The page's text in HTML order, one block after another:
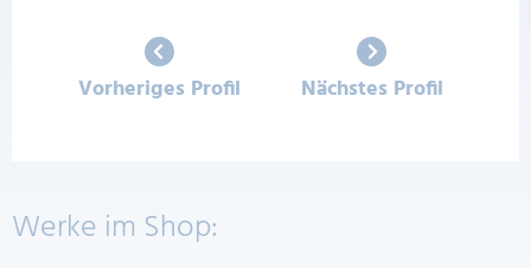
Vorheriges Profil Nächstes Profil
Werke im Shop: